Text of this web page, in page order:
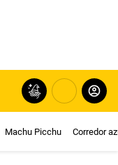
Machu Picchu Corredor